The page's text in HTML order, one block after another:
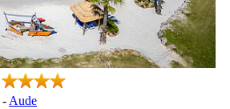
Languedoc Roussillon
- Aude